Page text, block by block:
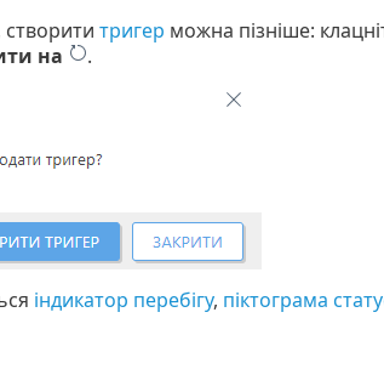
створити тригер можна пізніше:
на .
індикатор перебігу, піктограма